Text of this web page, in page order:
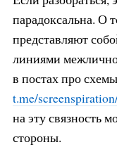
парадоксальна. О
представляют
линиями
в постах про
t.me/
на эту связность
стороны.